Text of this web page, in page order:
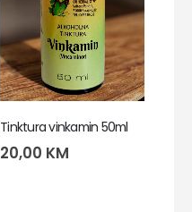
Tinktura vinkamin 50ml
20,00 KM